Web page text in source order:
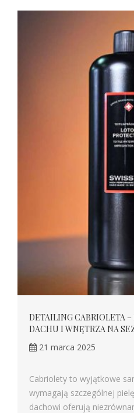
DETAILING CABRIOLETA
DACHU I WNĘTRZA NA
21 marca 2025
Cabriolety to wyjątkowe
wymagają szczególnej
dachowi oferują